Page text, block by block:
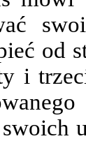
od
i